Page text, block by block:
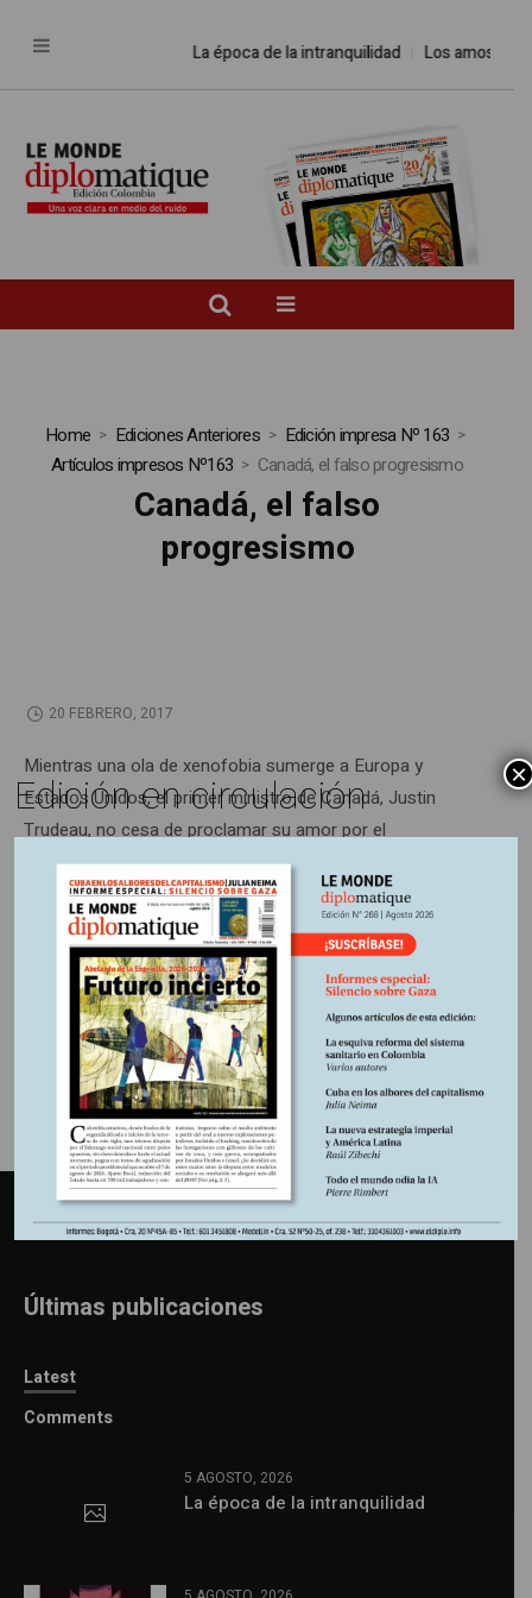
La época de la intranquilidad Los amos del
Home Ediciones Anteriores
Edición impresa Nº 163
Artículos impresos Nº163
Canadá, el falso progresismo
Canadá, el falso
progresismo
20 FEBRERO, 2017
Mientras una ola de xenofobia sumerge a Europa y
Estados Unidos, el primer ministro de Canadá, Justin
Trudeau, no cesa de proclamar su amor por el
multiculturalismo y la diversidad. Pero su “progresismo”
hasta ahora no se condice con sus acciones.
Información adicional
Últimas publicaciones
Latest
Comments
5 AGOSTO, 2026
La época de la intranquilidad
Edición en circulación ×